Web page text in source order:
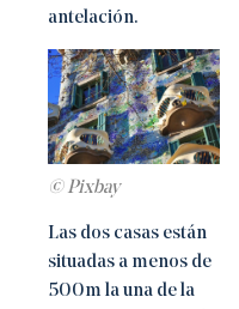
antelación.
© Pixbay
Las dos casas están
situadas a menos de
500m la una de la